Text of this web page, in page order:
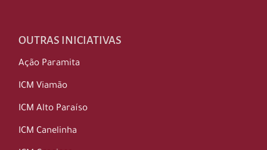
OUTRAS INICIATIVAS
Ação Paramita
ICM Viamão
ICM Alto Paraíso
ICM Canelinha